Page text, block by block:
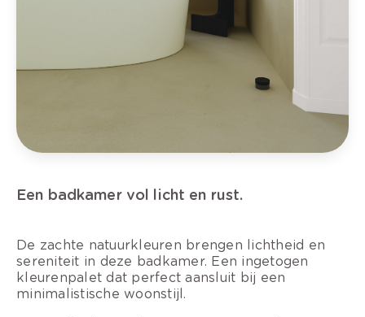
Een badkamer vol licht en rust.
De zachte natuurkleuren brengen lichtheid en
sereniteit in deze badkamer. Een ingetogen
kleurenpalet dat perfect aansluit bij een
minimalistische woonstijl.